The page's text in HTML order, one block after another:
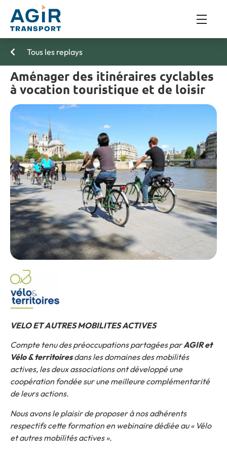
Tous les replays
Aménager des itinéraires cyclables
à vocation touristique et de loisir
VELO ET AUTRES MOBILITES ACTIVES
Compte tenu des préoccupations partagées parAGIR et
Vélo & territoiresdans les domaines des mobilités
actives, les deux associations ont développé une
coopération fondée sur une meilleure complémentarité
de leurs actions.
Nous avons le plaisir de proposer à nos adhérents
respectifs cette formation en webinaire dédiée au « Vélo
et autres mobilités actives ».